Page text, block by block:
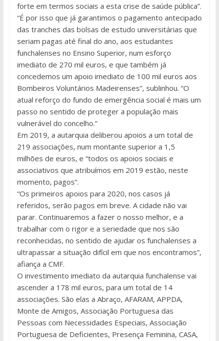
forte em termos sociais a esta crise de saúde pública”.
“É por isso que já garantimos o pagamento antecipado
das tranches das bolsas de estudo universitárias que
seriam pagas até final do ano, aos estudantes
funchalenses no Ensino Superior, num esforço
imediato de 270 mil euros, e que também já
concedemos um apoio imediato de 100 mil euros aos
Bombeiros Voluntários Madeirenses”, sublinhou. “O
atual reforço do fundo de emergência social é mais um
passo no sentido de proteger a população mais
vulnerável do concelho.”
Em 2019, a autarquia deliberou apoios a um total de
219 associações, num montante superior a 1,5
milhões de euros, e “todos os apoios sociais e
associativos que atribuímos em 2019 estão, neste
momento, pagos”.
“Os primeiros apoios para 2020, nos casos já
referidos, serão pagos em breve. A cidade não vai
parar. Continuaremos a fazer o nosso melhor, e a
trabalhar com o rigor e a seriedade que nos são
reconhecidas, no sentido de ajudar os funchalenses a
ultrapassar a situação difícil em que nos encontramos”,
afiança a CMF.
O investimento imediato da autarquia funchalense vai
ascender a 178 mil euros, para um total de 14
associações. São elas a Abraço, AFARAM, APPDA,
Monte de Amigos, Associação Portuguesa das
Pessoas com Necessidades Especiais, Associação
Portuguesa de Deficientes, Presença Feminina, CASA,